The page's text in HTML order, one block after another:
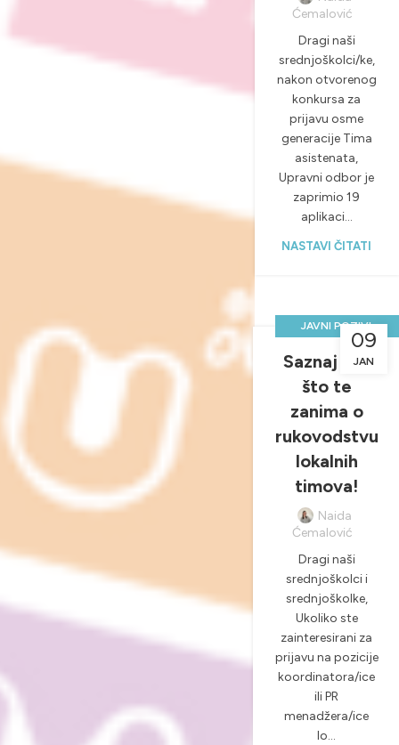
Ćemalović
Dragi naši
srednjoškolci/ke,
nakon otvorenog
konkursa za
prijavu osme
generacije Tima
asistenata,
Upravni odbor je
zaprimio 19
aplikaci...
NASTAVI ČITATI
09
JAN
JAVNI POZIVI,
LOKALNI TIMOVI
NOVOSTI &
PROJEKTI
Saznaj sve
što te
zanima o
rukovodstvu
lokalnih
timova!
Naida
Ćemalović
Dragi naši
srednjoškolci i
srednjoškolke,
Ukoliko ste
zainteresirani za
prijavu na pozicije
koordinatora/ice
ili PR
menadžera/ice
lo...